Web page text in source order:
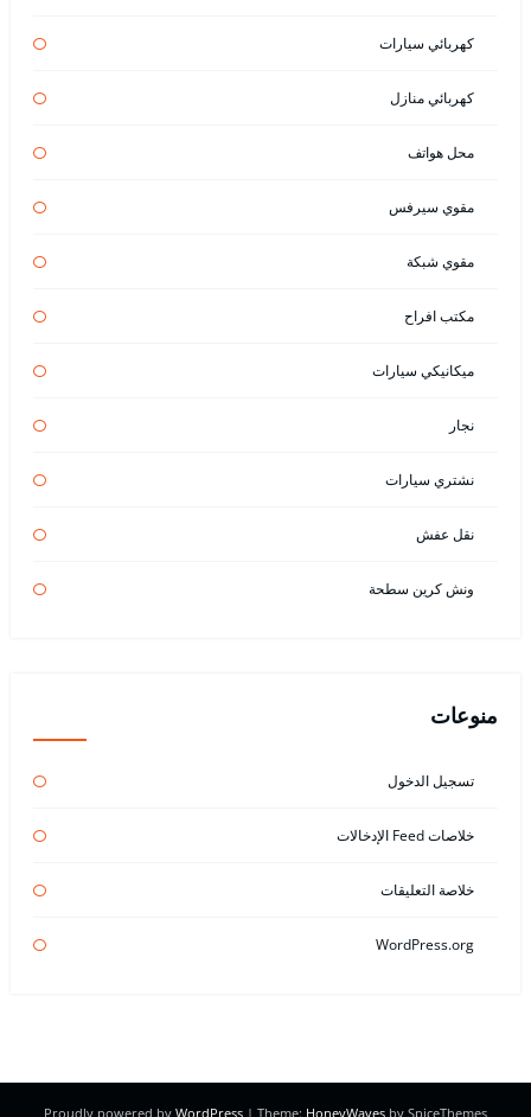
كهربائي سيارات
كهربائي منازل
محل هواتف
مقوي سيرفس
مقوي شبكة
مكتب افراح
ميكانيكي سيارات
نجار
نشتري سيارات
نقل عفش
ونش كرين سطحة
منوعات
تسجيل الدخول
خلاصات Feed الإدخالات
خلاصة التعليقات
WordPress.org
Proudly powered by WordPress | Theme: HoneyWaves by SpiceThemes